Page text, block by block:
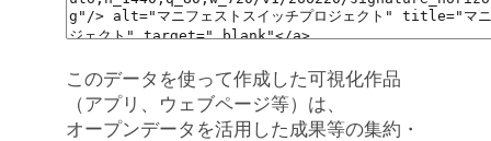
このデータを使って作成した可視化作品
（アプリ、ウェブページ等）は、
オープンデータを活用した成果等の集約・